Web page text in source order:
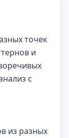
точек
и
с
из разных